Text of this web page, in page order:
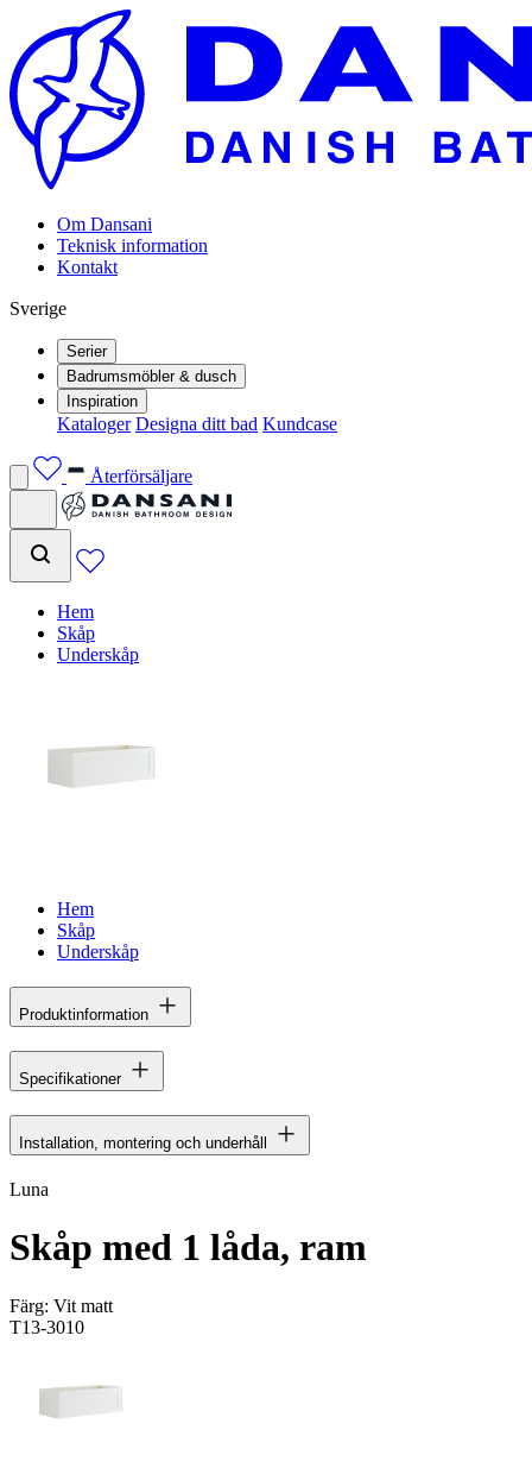
Om Dansani
Teknisk information
Kontakt
Sverige
Serier
Badrumsmöbler & dusch
Inspiration
Kataloger Designa ditt bad Kundcase
Återförsäljare
Hem
Skåp
Underskåp
Hem
Skåp
Underskåp
Produktinformation
Specifikationer
Installation, montering och underhåll
Luna
Skåp med 1 låda, ram
Färg: Vit matt
T13-3010